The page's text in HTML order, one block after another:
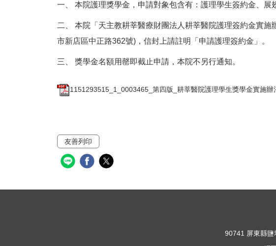
一、 本院護理獎學金，申請對象包含有：護理學生簽約金、展
二、 本院「天主教耕莘醫療財團法人耕莘醫院護理簽約金實
市新店區中正路362號)，信封上請註明「申請護理簽約金」。
三、 獎學金名額用罄即截止申請，本院不另行通知。
1151293515_1_0003465_第四版_耕莘醫院護理學生獎學金實施
友善列印
90741 屏東縣